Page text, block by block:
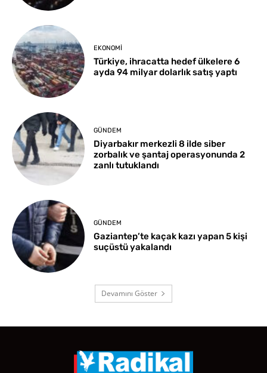
EKONOMI
Türkiye, ihracatta hedef ülkelere 6
ayda 94 milyar dolarlık satış yaptı
GÜNDEM
Diyarbakır merkezli 8 ilde siber
zorbalık ve şantaj operasyonunda 2
zanlı tutuklandı
GÜNDEM
Gaziantep’te kaçak kazı yapan 5 kişi
suçüstü yakalandı
Devamını Göster